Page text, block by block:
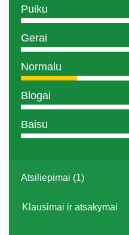
Puiku
Gerai
Normalu
Blogai
Baisu
Atsiliepimai (1)
Klausimai ir atsakymai